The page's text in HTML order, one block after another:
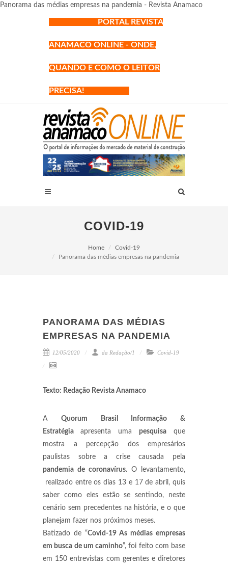
Panorama das médias empresas na pandemia - Revista Anamaco
PORTAL REVISTA
ANAMACO ONLINE - ONDE,
QUANDO E COMO O LEITOR
PRECISA!
COVID-19
Home
Covid-19
Panorama das médias empresas na pandemia
PANORAMA DAS MÉDIAS
EMPRESAS NA PANDEMIA
12/05/2020 da Redação/1 Covid-19
Texto: Redação Revista Anamaco
A Quorum Brasil Informação &
Estratégia apresenta uma pesquisa que
mostra a percepção dos empresários
paulistas sobre a crise causada pela
pandemia de coronavírus. O levantamento,
realizado entre os dias 13 e 17 de abril, quis
saber como eles estão se sentindo, neste
cenário sem precedentes na história, e o que
planejam fazer nos próximos meses.
Batizado de “Covid-19 As médias empresas
em busca de um caminho”, foi feito com base
em 150 entrevistas com gerentes e diretores